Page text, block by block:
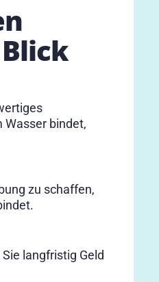
Wasser bindet,
zu schaffen,
langfristig Geld